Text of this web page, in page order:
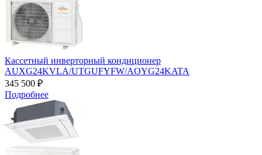
Кассетный инверторный кондиционер
AUXG24KVLA/UTGUFYFW/AOYG24KATA
345 500 ₽
Подробнее